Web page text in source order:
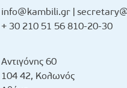
info@kambili.gr |
+ 30 210 51 56 810-20-30
Αντιγόνης 60
104 42, Κολωνός